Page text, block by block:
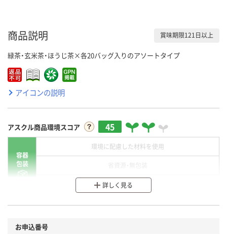
商品説明 賞味期限121日以上
緑茶・玄米茶・ほうじ茶×各20バッグ入りのアソートタイプ
アイコンの説明
アスクル商品環境スコア 45
容器
包装
環境に配慮した材料を使用
分別・リサイクルしやすい設計
本体
詳しく見る
お申込番号